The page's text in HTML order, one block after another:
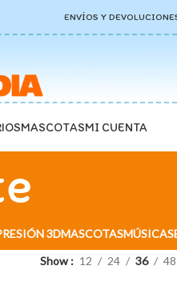
ENVÍOS Y
MASCOTASMI CUENTA
3DMASCOTASMÚSICA
Show 12 24 36 48